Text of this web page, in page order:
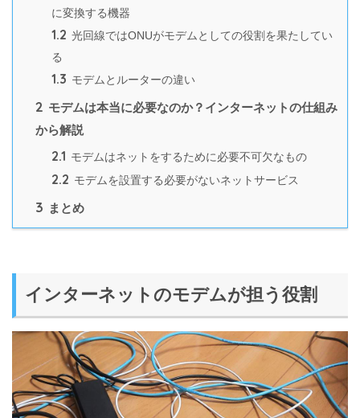
に変換する機器
1.2 光回線ではONUがモデムとしての役割を果たしてい
る
1.3 モデムとルーターの違い
2 モデムは本当に必要なのか？インターネットの仕組み
から解説
2.1 モデムはネットをするために必要不可欠なもの
2.2 モデムを設置する必要がないネットサービス
3 まとめ
インターネットのモデムが担う役割